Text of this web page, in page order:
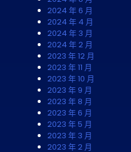
2024 年 6 月
2024 年 4 月
2024 年 3 月
2024 年 2 月
2023 年 12 月
2023 年 11 月
2023 年 10 月
2023 年 9 月
2023 年 8 月
2023 年 6 月
2023 年 5 月
2023 年 3 月
2023 年 2 月